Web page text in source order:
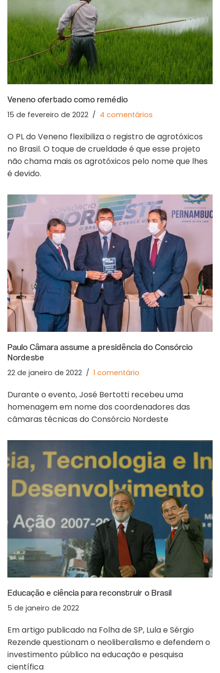
Veneno ofertado como remédio
15 de fevereiro de 2022 4 comentários
O PL do Veneno flexibiliza o registro de agrotóxicos
no Brasil. O toque de crueldade é que esse projeto
não chama mais os agrotóxicos pelo nome que lhes
é devido.
Paulo Câmara assume a presidência do Consórcio
Nordeste
22 de janeiro de 2022 1 comentário
Durante o evento, José Bertotti recebeu uma
homenagem em nome dos coordenadores das
câmaras técnicas do Consórcio Nordeste
Educação e ciência para reconstruir o Brasil
5 de janeiro de 2022
Em artigo publicado na Folha de SP, Lula e Sérgio
Rezende questionam o neoliberalismo e defendem o
investimento público na educação e pesquisa
científica